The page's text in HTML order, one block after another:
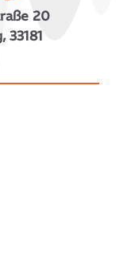
20
33181